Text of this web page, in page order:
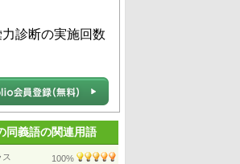
診断の実施回数
同義語の関連用語
100%